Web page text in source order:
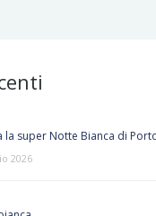
la super Notte Bianca di
2026